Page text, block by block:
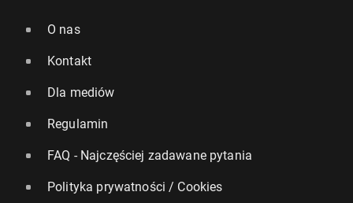
O nas
Kontakt
Dla mediów
Regulamin
FAQ - Najczęściej zadawane pytania
Polityka prywatności / Cookies